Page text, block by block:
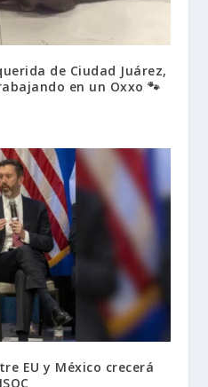
de Ciudad Juárez,
en un Oxxo 🐾
EU y México crecerá